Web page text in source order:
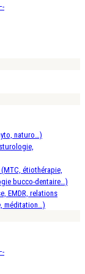
naturo…)
étiothérapie,
bucco-dentaire…)
EMDR, relations
méditation…)